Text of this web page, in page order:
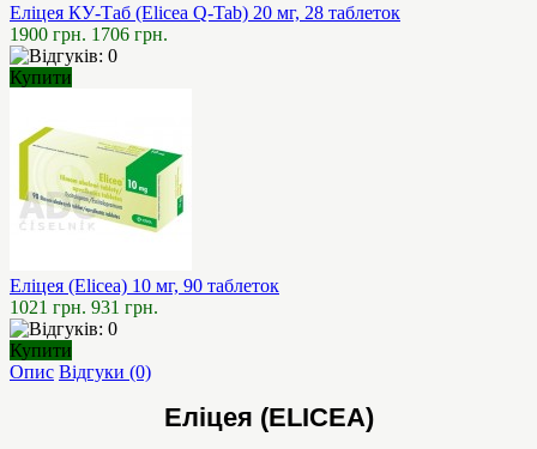
Еліцея КУ-Таб (Elicea Q-Tab) 20 мг, 28 таблеток
1900 грн. 1706 грн.
Купити
Еліцея (Elicea) 10 мг, 90 таблеток
1021 грн. 931 грн.
Купити
Опис Відгуки (0)
Еліцея (ELICEA)